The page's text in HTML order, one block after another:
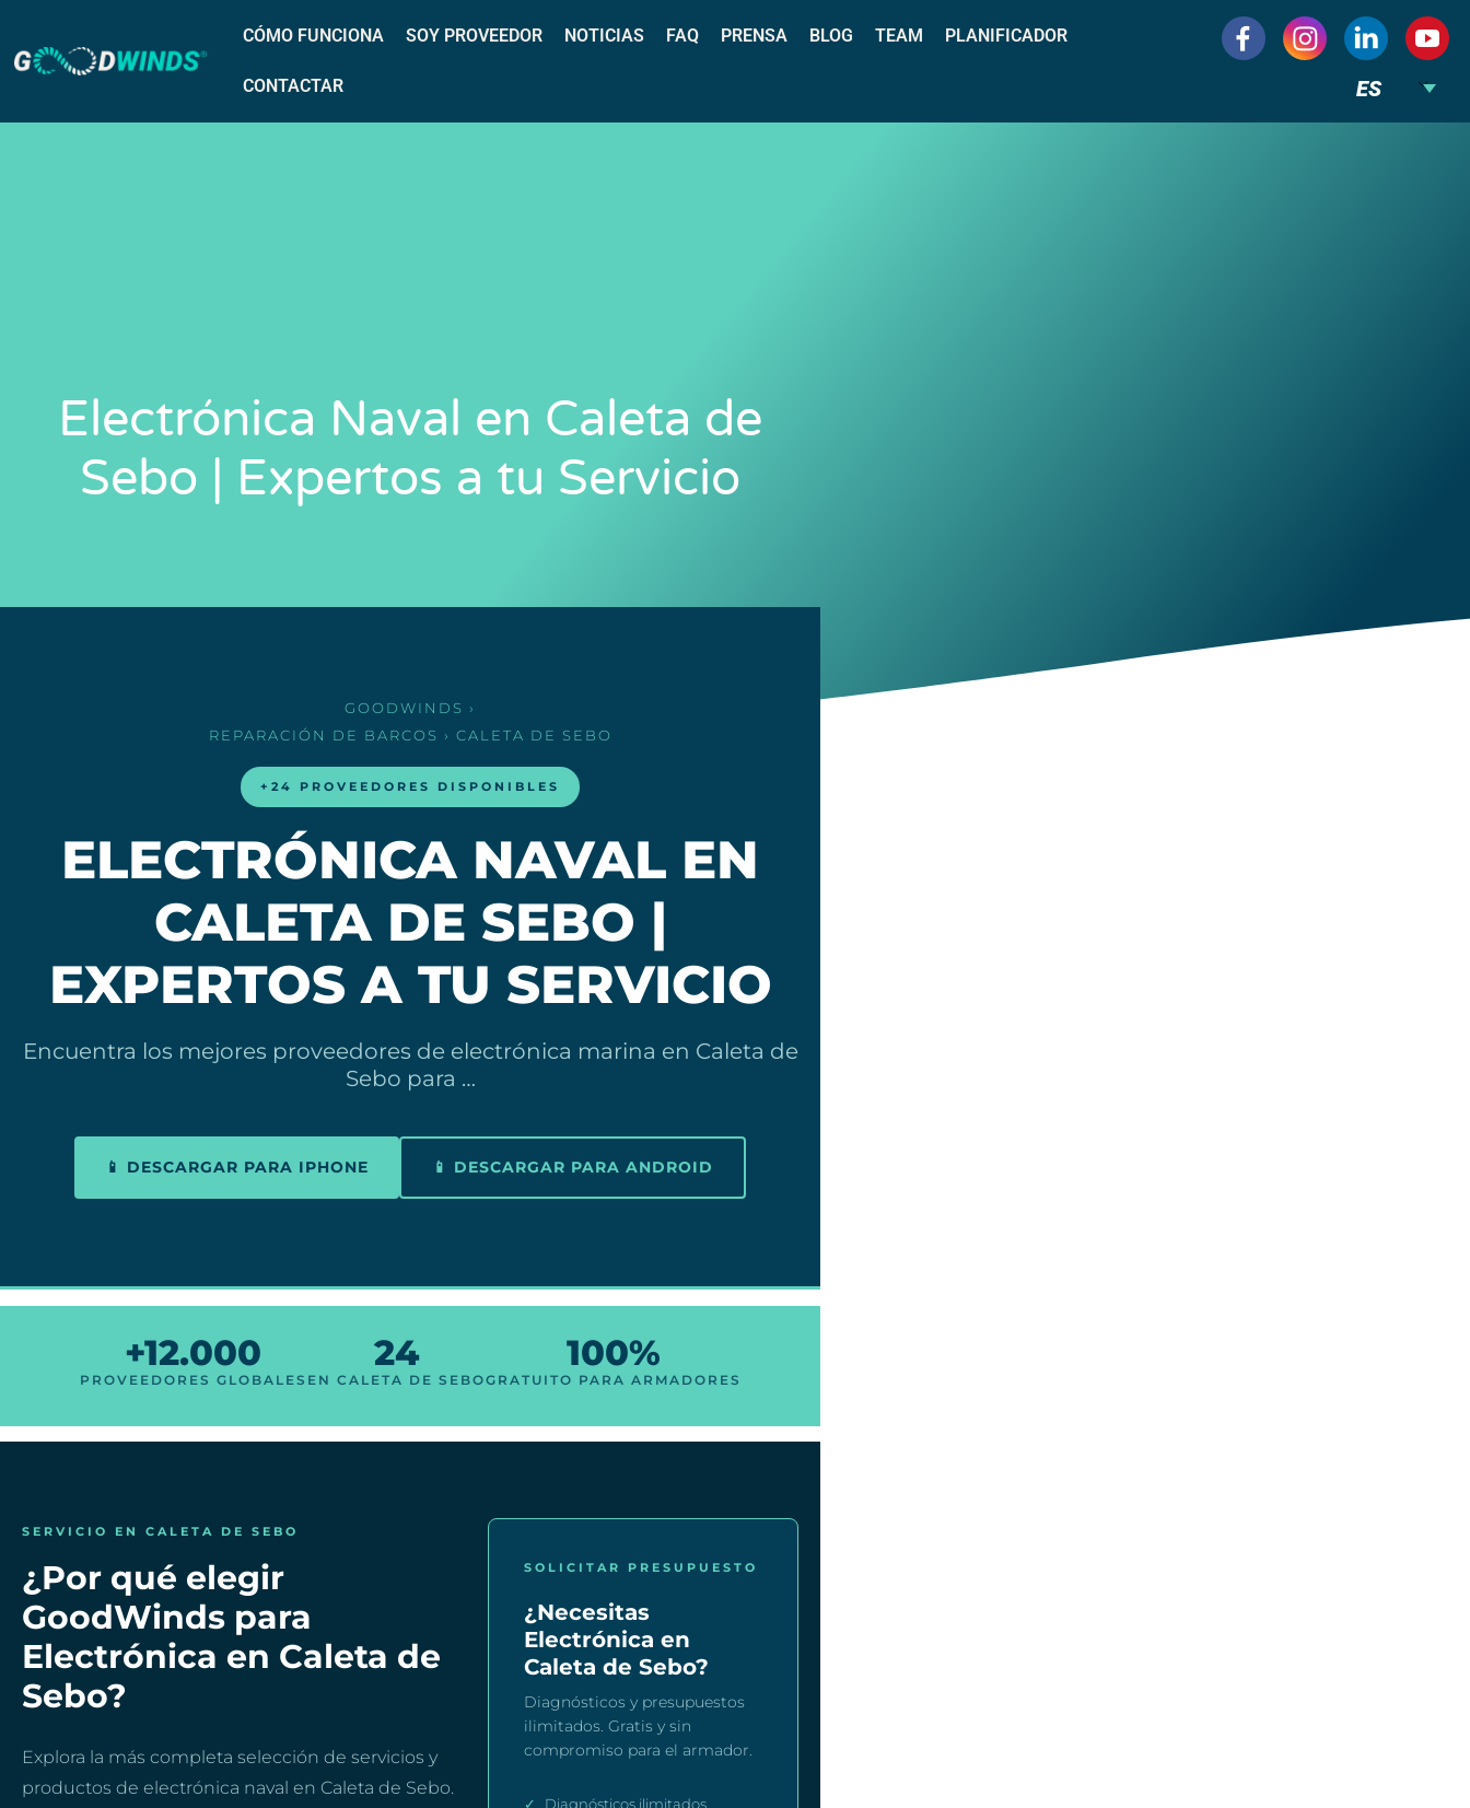
CÓMO FUNCIONA SOY PROVEEDOR NOTICIAS FAQ PRENSA BLOG TEAM PLANIFICADOR
CONTACTAR ES
Electrónica Naval en Caleta de
Sebo | Expertos a tu Servicio
GOODWINDS ›
REPARACIÓN DE BARCOS › CALETA DE SEBO
+24 PROVEEDORES DISPONIBLES
ELECTRÓNICA NAVAL EN
CALETA DE SEBO |
EXPERTOS A TU SERVICIO
Encuentra los mejores proveedores de electrónica marina en Caleta de
Sebo para …
📱 DESCARGAR PARA IPHONE 📱 DESCARGAR PARA ANDROID
+12.000
PROVEEDORES GLOBALES
24
EN CALETA DE SEBO
100%
GRATUITO PARA ARMADORES
SERVICIO EN CALETA DE SEBO
¿Por qué elegir
GoodWinds para
Electrónica en Caleta de
Sebo?
Explora la más completa selección de servicios y
productos de electrónica naval en Caleta de Sebo.
SOLICITAR PRESUPUESTO
¿Necesitas
Electrónica en
Caleta de Sebo?
Diagnósticos y presupuestos
ilimitados. Gratis y sin
compromiso para el armador.
✓ Diagnósticos ilimitados